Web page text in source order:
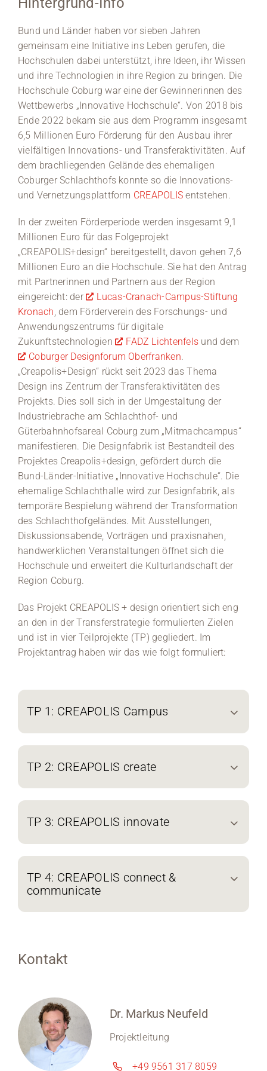
Medien
Stellenangebote
News
Veranstaltungen
Bund und Länder haben vor sieben Jahren
gemeinsam eine Initiative ins Leben gerufen, die
Hochschulen dabei unterstützt, ihre Ideen, ihr Wissen
und ihre Technologien in ihre Region zu bringen. Die
Hochschule Coburg war eine der Gewinnerinnen des
Wettbewerbs „Innovative Hochschule“. Von 2018 bis
Ende 2022 bekam sie aus dem Programm insgesamt
6,5 Millionen Euro Förderung für den Ausbau ihrer
vielfältigen Innovations- und Transferaktivitäten. Auf
dem brachliegenden Gelände des ehemaligen
Coburger Schlachthofs konnte so die Innovations-
und Vernetzungsplattform CREAPOLISentstehen.
In der zweiten Förderperiode werden insgesamt 9,1
Millionen Euro für das Folgeprojekt
„CREAPOLIS+design“ bereitgestellt, davon gehen 7,6
Millionen Euro an die Hochschule. Sie hat den Antrag
mit Partnerinnen und Partnern aus der Region
eingereicht: der
Lucas-Cranach-Campus-Stiftung
Kronach, dem Förderverein des Forschungs- und
Anwendungszentrums für digitale
Zukunftstechnologien
FADZ Lichtenfels und dem
Coburger Designforum Oberfranken.
„Creapolis+Design“ rückt seit 2023 das Thema
Design ins Zentrum der Transferaktivitäten des
Projekts. Dies soll sich in der Umgestaltung der
Industriebrache am Schlachthof- und
Güterbahnhofsareal Coburg zum „Mitmachcampus“
manifestieren. Die Designfabrik ist Bestandteil des
Projektes Creapolis+design, gefördert durch die
Bund-Länder-Initiative „Innovative Hochschule“. Die
ehemalige Schlachthalle wird zur Designfabrik, als
temporäre Bespielung während der Transformation
des Schlachthofgeländes. Mit Ausstellungen,
Diskussionsabende, Vorträgen und praxisnahen,
handwerklichen Veranstaltungen öffnet sich die
Hochschule und erweitert die Kulturlandschaft der
Region Coburg.
Das Projekt CREAPOLIS + design orientiert sich eng
an den in der Transferstrategie formulierten Zielen
und ist in vier Teilprojekte (TP) gegliedert. Im
Projektantrag haben wir das wie folgt formuliert:
TP 1: CREAPOLIS Campus
TP 2: CREAPOLIS create
TP 3: CREAPOLIS innovate
TP 4: CREAPOLIS connect &
communicate
Kontakt
Dr. Markus Neufeld
Projektleitung
+49 9561 317 8059